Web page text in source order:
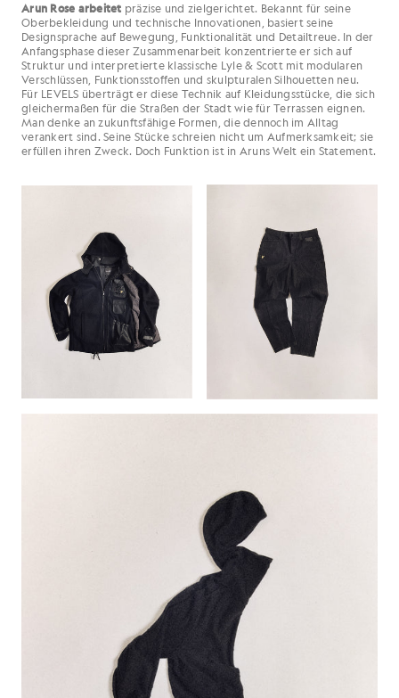
Arun Rose arbeitet präzise und zielgerichtet. Bekannt für seine
Oberbekleidung und technische Innovationen, basiert seine
Designsprache auf Bewegung, Funktionalität und Detailtreue. In der
Anfangsphase dieser Zusammenarbeit konzentrierte er sich auf
Struktur und interpretierte klassische Lyle & Scott mit modularen
Verschlüssen, Funktionsstoffen und skulpturalen Silhouetten neu.
Für LEVELS überträgt er diese Technik auf Kleidungsstücke, die sich
gleichermaßen für die Straßen der Stadt wie für Terrassen eignen.
Man denke an zukunftsfähige Formen, die dennoch im Alltag
verankert sind. Seine Stücke schreien nicht um Aufmerksamkeit; sie
erfüllen ihren Zweck. Doch Funktion ist in Aruns Welt ein Statement.